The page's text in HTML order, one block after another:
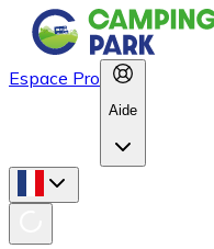
Espace Pro
Aide